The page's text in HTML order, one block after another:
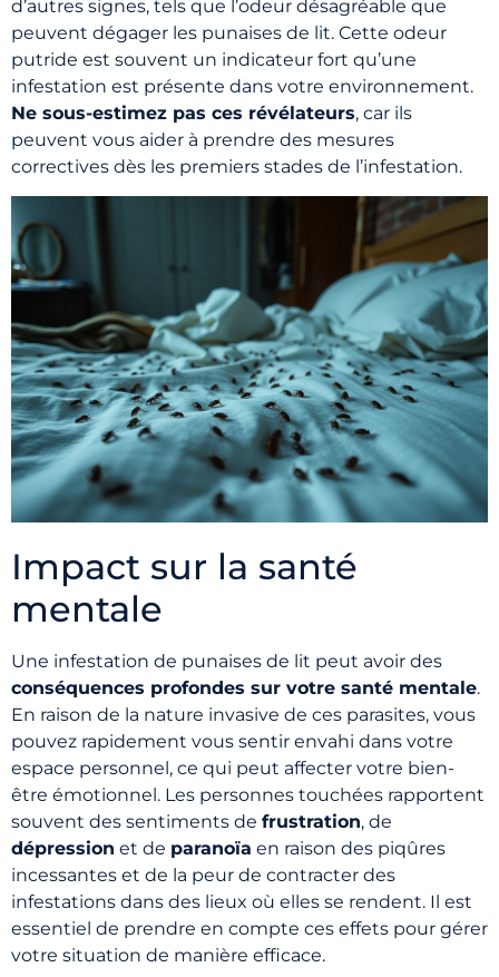
d’autres signes, tels que l’odeur désagréable que
peuvent dégager les punaises de lit. Cette odeur
putride est souvent un indicateur fort qu’une
infestation est présente dans votre environnement.
Ne sous-estimez pas ces révélateurs, car ils
peuvent vous aider à prendre des mesures
correctives dès les premiers stades de l’infestation.
Impact sur la santé
mentale
Une infestation de punaises de lit peut avoir des
conséquences profondes sur votre santé mentale.
En raison de la nature invasive de ces parasites, vous
pouvez rapidement vous sentir envahi dans votre
espace personnel, ce qui peut affecter votre bien-
être émotionnel. Les personnes touchées rapportent
souvent des sentiments de frustration, de
dépression et de paranoïa en raison des piqûres
incessantes et de la peur de contracter des
infestations dans des lieux où elles se rendent. Il est
essentiel de prendre en compte ces effets pour gérer
votre situation de manière efficace.